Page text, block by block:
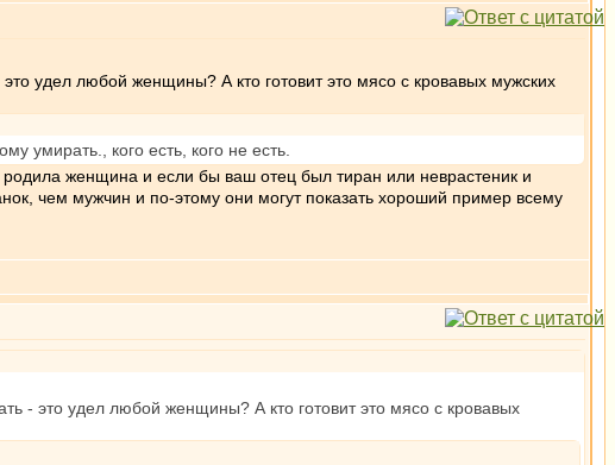
удел любой женщины? А кто готовит это мясо с кровавых мужских
умирать., кого есть, кого не есть.
женщина и если бы ваш отец был тиран или неврастеник и
чем мужчин и по-этому они могут показать хороший пример всему
- это удел любой женщины? А кто готовит это мясо с кровавых